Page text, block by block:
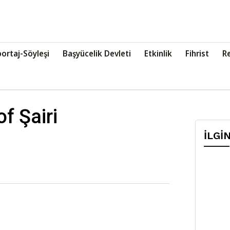
Söyleşi Başyücelik Devleti Etkinlik Fihrist
Şairi